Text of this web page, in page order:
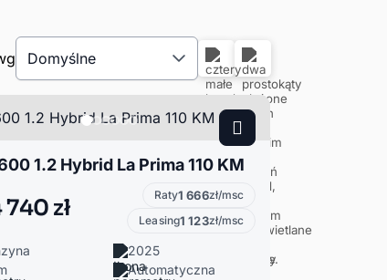
Domyślne
1.2 Hybrid La Prima 110 KM
zł Raty1 666zł/msc
Leasing1 123zł/msc
2025
Automatyczna